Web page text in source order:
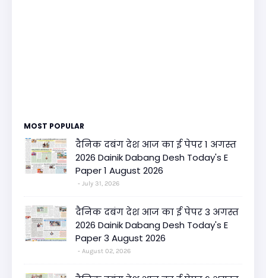
MOST POPULAR
दैनिक दबंग देश आज का ई पेपर 1 अगस्त
2026 Dainik Dabang Desh Today's E
Paper 1 August 2026
July 31, 2026
दैनिक दबंग देश आज का ई पेपर 3 अगस्त
2026 Dainik Dabang Desh Today's E
Paper 3 August 2026
August 02, 2026